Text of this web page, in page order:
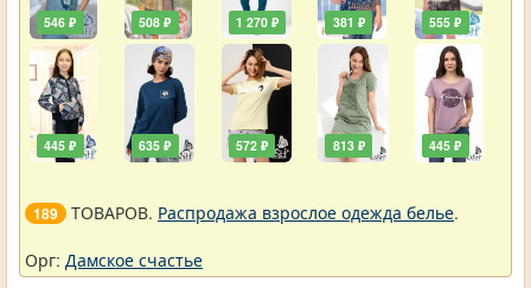
546 ₽
445 ₽
508 ₽
635 ₽
1 270 ₽
572 ₽
381 ₽
813 ₽
555 ₽
445 ₽
189 ТОВАРОВ. Распродажа взрослое одежда белье.
Орг: Дамское счастье